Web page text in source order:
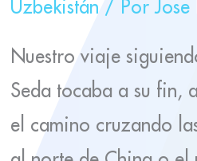
Uzbekistán / Por Jose
Nuestro viaje
Seda tocaba a su fin,
el camino cruzando